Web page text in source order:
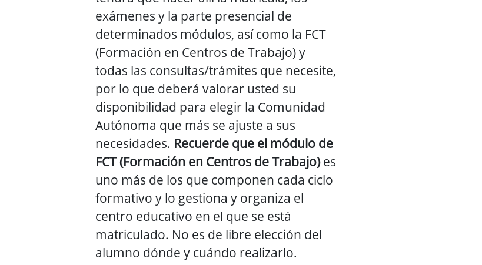
exámenes y la parte presencial de
determinados módulos, así como la FCT
(Formación en Centros de Trabajo) y
todas las consultas/trámites que necesite,
por lo que deberá valorar usted su
disponibilidad para elegir la Comunidad
Autónoma que más se ajuste a sus
necesidades. Recuerde que el módulo de
FCT (Formación en Centros de Trabajo)es
uno más de los que componen cada ciclo
formativo y lo gestiona y organiza el
centro educativo en el que se está
matriculado. No es de libre elección del
alumno dónde y cuándo realizarlo.